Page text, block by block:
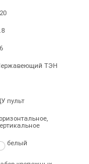
ТЭН
пульт
белый